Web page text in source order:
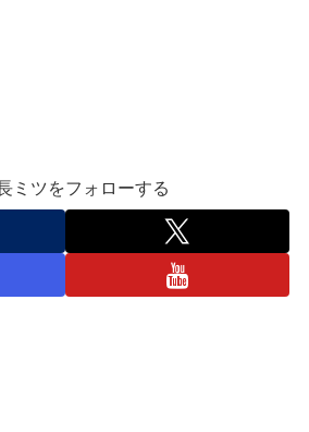
ミツをフォローする